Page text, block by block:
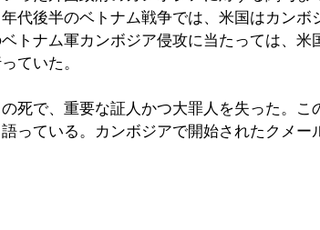
代後半のベトナム戦争では、米国はカンボ
トナム軍カンボジア侵攻に当たっては、米
ていた。
死で、重要な証人かつ大罪人を失った。こ
っている。カンボジアで開始されたクメー